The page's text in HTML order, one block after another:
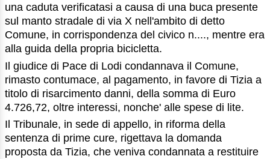
una caduta verificatasi a causa di una buca presente
sul manto stradale di via X nell'ambito di detto
Comune, in corrispondenza del civico n...., mentre era
alla guida della propria bicicletta.
Il giudice di Pace di Lodi condannava il Comune,
rimasto contumace, al pagamento, in favore di Tizia a
titolo di risarcimento danni, della somma di Euro
4.726,72, oltre interessi, nonche' alle spese di lite.
Il Tribunale, in sede di appello, in riforma della
sentenza di prime cure, rigettava la domanda
proposta da Tizia, che veniva condannata a restituire